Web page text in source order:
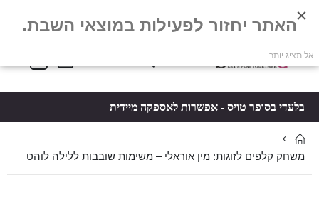
Toggle
סל קניות
בלעדי בסופר טויס - אפשרות לאספקה מיידית
משחק קלפים לזוגות: מין אוראלי – משימות שובבות ללילה לוהט
האתר יחזור לפעילות במוצאי השבת.
אל תציג יותר